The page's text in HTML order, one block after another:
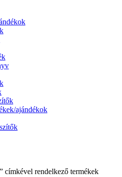
ajándékok
címkével rendelkező termékek